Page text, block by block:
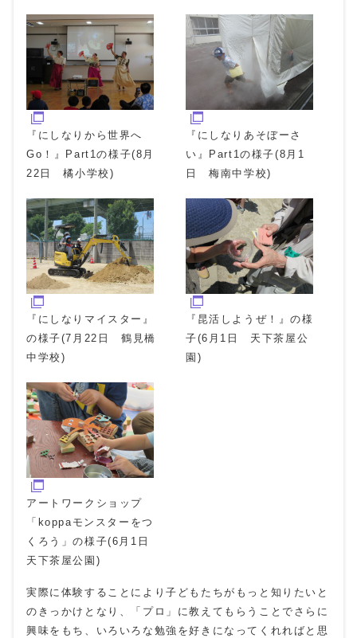
『にしなりから世界へ
Go！』Part1の様子(8月
22日 橘小学校)
『にしなりあそぼーさ
い』Part1の様子(8月1
日 梅南中学校)
『にしなりマイスター』
の様子(7月22日 鶴見橋
中学校)
『昆活しようぜ！』の様
子(6月1日 天下茶屋公
園)
アートワークショップ
「koppaモンスターをつ
くろう」の様子(6月1日
天下茶屋公園)
実際に体験することにより子どもたちがもっと知りたいと
のきっかけとなり、「プロ」に教えてもらうことでさらに
興味をもち、いろいろな勉強を好きになってくれればと思